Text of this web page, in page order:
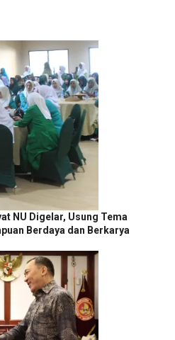
NU Digelar, Usung Tema
Berdaya dan Berkarya